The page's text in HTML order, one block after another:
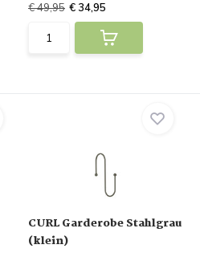
€ 49,95 € 34,95
CURL Garderobe Stahlgrau
(klein)